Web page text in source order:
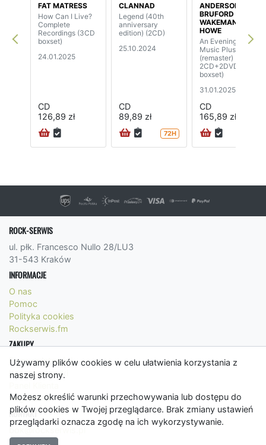
Używamy plików cookies w celu ułatwienia korzystania z
naszej strony.
Możesz określić warunki przechowywania lub dostępu do
plików cookies w Twojej przeglądarce. Brak zmiany ustawień
przeglądarki oznacza zgodę na ich wykorzystywanie.
FAT MATRESS
How Can I Live?
Complete
Recordings (3CD
boxset)
24.01.2025
CD
126,89 zł
CLANNAD
Legend (40th
anniversary
edition) (2CD)
25.10.2024
CD
89,89 zł
72H
ANDERSON
BRUFORD
WAKEMAN
HOWE
An Evening Of Yes
Music Plus
(remaster) (
2CD+2DVD
boxset)
31.01.2025
CD
165,89 zł
ROCK-SERWIS
ul. płk. Francesco Nullo 28/LU3
31-543 Kraków
INFORMACJE
O nas
Pomoc
Polityka cookies
Rockserwis.fm
ZAKUPY
Formy płatności
Koszty wysyłki
Regulamin
KONTAKT
bok@rockserwis.pl